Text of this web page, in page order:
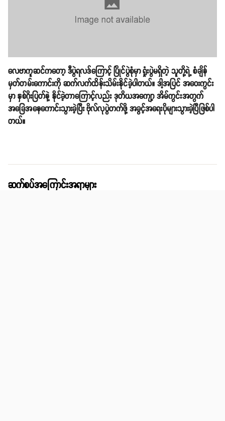
လေဗာကူဆင်ကတော့ ဒီပွဲရလဒ်ကြောင့် ပြိုင်ပွဲစုံမှာ ရှုံးပွဲမရှိတဲ့ သူတို့ရဲ့ စံချိန်
မှတ်တမ်းကောင်းကို ဆက်လက်ထိန်းသိမ်းနိုင်ခဲ့ပါတယ်။ ဒါ့အပြင် အဝေးကွင်း
မှာ နှစ်ဂိုးပြတ်နဲ့ နိုင်ခဲ့တာကြောင့်လည်း ဒုတိယအကျော့ အိမ်ကွင်းအတွက်
အခြေအနေကောင်းသွားခဲ့ပြီး ဗိုလ်လုပွဲတက်ဖို့ အခွင့်အရေးပိုများသွားခဲ့ပြီဖြစ်ပါ
တယ်။
ဆက်စပ်အကြောင်းအရာများ